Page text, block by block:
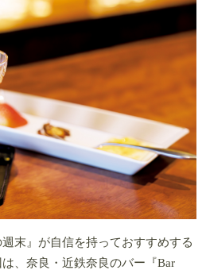
末』が自信を持っておすすめする
、奈良・近鉄奈良のバー『Bar